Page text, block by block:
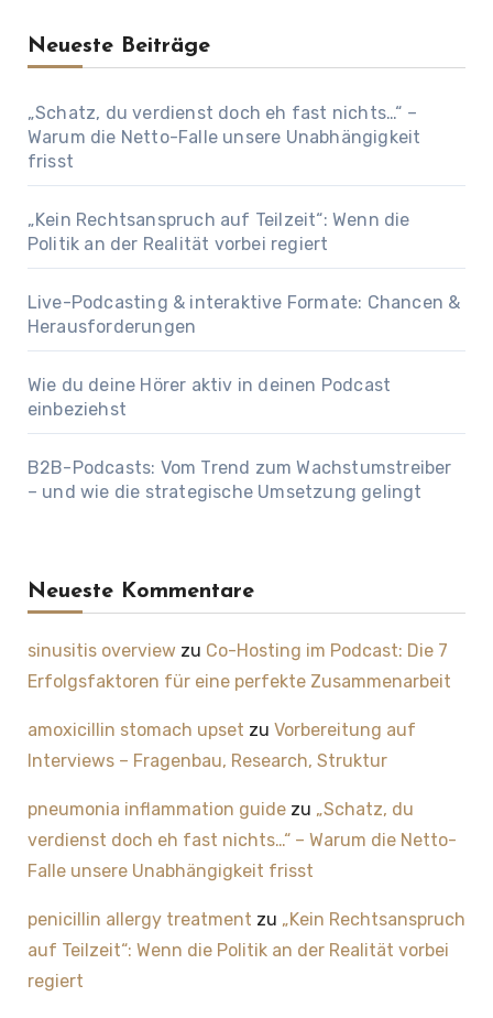
Neueste Beiträge
„Schatz, du verdienst doch eh fast nichts…“ –
Warum die Netto-Falle unsere Unabhängigkeit
frisst
„Kein Rechtsanspruch auf Teilzeit“: Wenn die
Politik an der Realität vorbei regiert
Live-Podcasting & interaktive Formate: Chancen &
Herausforderungen
Wie du deine Hörer aktiv in deinen Podcast
einbeziehst
B2B-Podcasts: Vom Trend zum Wachstumstreiber
– und wie die strategische Umsetzung gelingt
Neueste Kommentare
sinusitis overviewzu Co-Hosting im Podcast: Die 7
Erfolgsfaktoren für eine perfekte Zusammenarbeit
amoxicillin stomach upset zu Vorbereitung auf
Interviews – Fragenbau, Research, Struktur
pneumonia inflammation guidezu „Schatz, du
verdienst doch eh fast nichts…“ – Warum die Netto-
Falle unsere Unabhängigkeit frisst
penicillin allergy treatment zu „Kein Rechtsanspruch
auf Teilzeit“: Wenn die Politik an der Realität vorbei
regiert